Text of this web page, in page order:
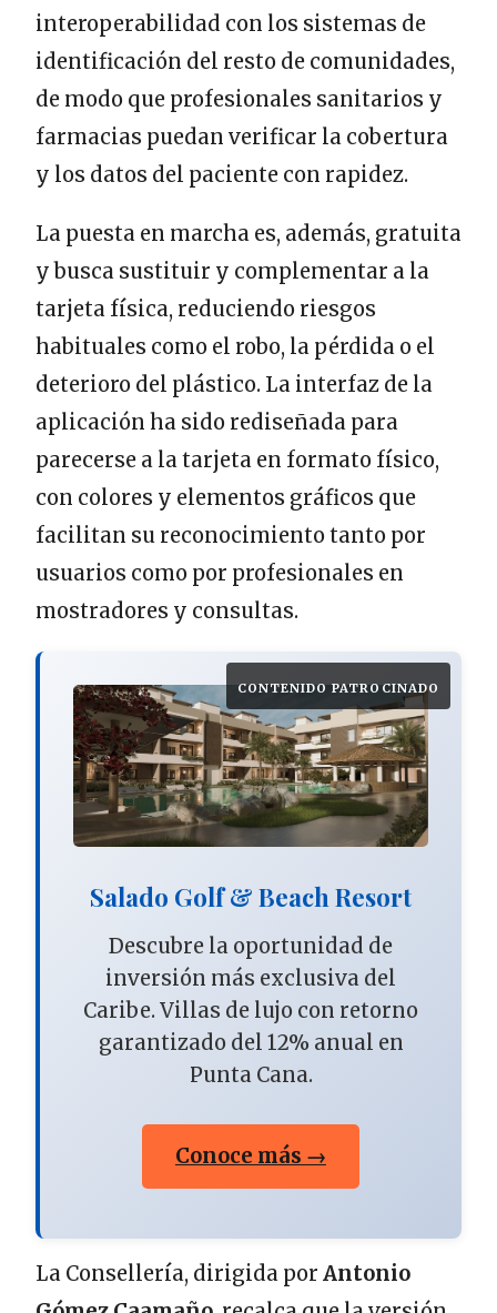
interoperabilidad con los sistemas de
identificación del resto de comunidades,
de modo que profesionales sanitarios y
farmacias puedan verificar la cobertura
y los datos del paciente con rapidez.
La puesta en marcha es, además, gratuita
y busca sustituir y complementar a la
tarjeta física, reduciendo riesgos
habituales como el robo, la pérdida o el
deterioro del plástico. La interfaz de la
aplicación ha sido rediseñada para
parecerse a la tarjeta en formato físico,
con colores y elementos gráficos que
facilitan su reconocimiento tanto por
usuarios como por profesionales en
mostradores y consultas.
CONTENIDO PATROCINADO
Salado Golf & Beach Resort
Descubre la oportunidad de
inversión más exclusiva del
Caribe. Villas de lujo con retorno
garantizado del 12% anual en
Punta Cana.
Conoce más →
La Consellería, dirigida por Antonio